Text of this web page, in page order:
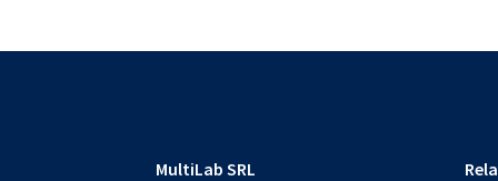
MultiLab SRL